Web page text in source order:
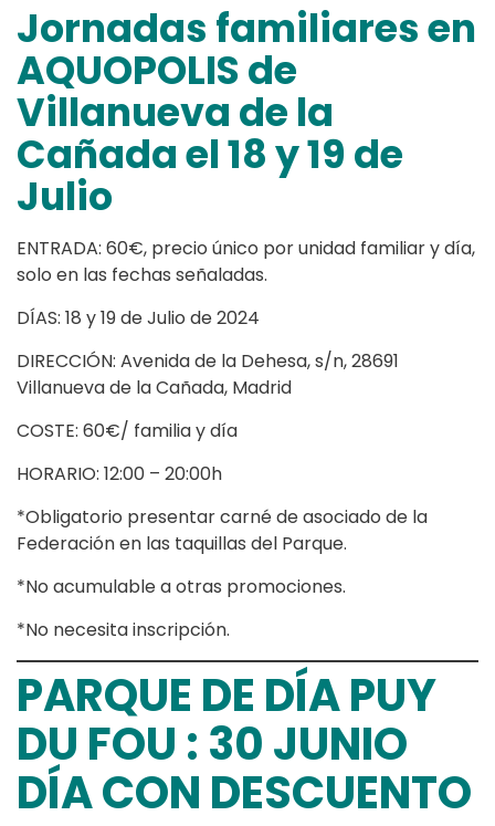
Jornadas familiares en
AQUOPOLIS de
Villanueva de la
Cañada el 18 y 19 de
Julio
ENTRADA: 60€, precio único por unidad familiar y día,
solo en las fechas señaladas.
DÍAS: 18 y 19 de Julio de 2024
DIRECCIÓN: Avenida de la Dehesa, s/n, 28691
Villanueva de la Cañada, Madrid
COSTE: 60€/ familia y día
HORARIO: 12:00 – 20:00h
*Obligatorio presentar carné de asociado de la
Federación en las taquillas del Parque.
*No acumulable a otras promociones.
*No necesita inscripción.
PARQUE DE DÍA PUY
DU FOU : 30 JUNIO
DÍA CON DESCUENTO